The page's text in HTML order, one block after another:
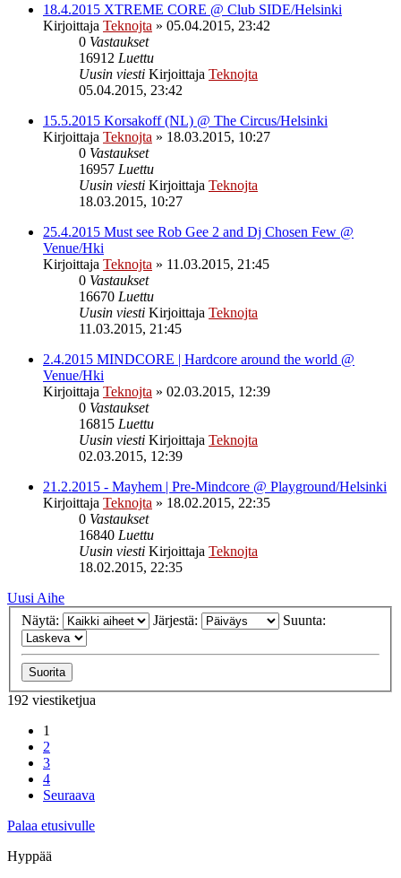
18.4.2015 XTREME CORE @ Club SIDE/Helsinki
Kirjoittaja Teknojta » 05.04.2015, 23:42
0 Vastaukset
16912 Luettu
Uusin viesti Kirjoittaja Teknojta
05.04.2015, 23:42
15.5.2015 Korsakoff (NL) @ The Circus/Helsinki
Kirjoittaja Teknojta » 18.03.2015, 10:27
0 Vastaukset
16957 Luettu
Uusin viesti Kirjoittaja Teknojta
18.03.2015, 10:27
25.4.2015 Must see Rob Gee 2 and Dj Chosen Few @
Venue/Hki
Kirjoittaja Teknojta » 11.03.2015, 21:45
0 Vastaukset
16670 Luettu
Uusin viesti Kirjoittaja Teknojta
11.03.2015, 21:45
2.4.2015 MINDCORE | Hardcore around the world @
Venue/Hki
Kirjoittaja Teknojta » 02.03.2015, 12:39
0 Vastaukset
16815 Luettu
Uusin viesti Kirjoittaja Teknojta
02.03.2015, 12:39
21.2.2015 - Mayhem | Pre-Mindcore @ Playground/Helsinki
Kirjoittaja Teknojta » 18.02.2015, 22:35
0 Vastaukset
16840 Luettu
Uusin viesti Kirjoittaja Teknojta
18.02.2015, 22:35
Uusi Aihe
Näytä:
Järjestä: Suunta:
192 viestiketjua
1
2
3
4
Seuraava
Palaa etusivulle
Hyppää